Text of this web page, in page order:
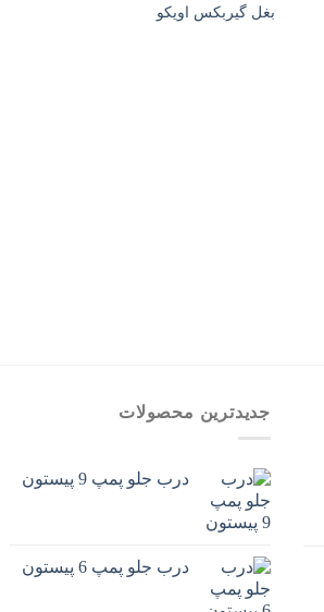
بغل گیربکس اویکو
جدیدترین محصولات
درب جلو پمپ 9 پیستون
درب جلو پمپ 6 پیستون